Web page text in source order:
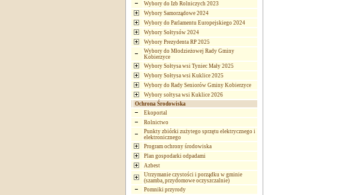
Wybory do Izb Rolniczych 2023
Wybory Samorządowe 2024
Wybory do Parlamentu Europejskiego 2024
Wybory Sołtysów 2024
Wybory Prezydenta RP 2025
Wybory do Młodzieżowej Rady Gminy
Kobierzyce
Wybory Sołtysa wsi Tyniec Mały 2025
Wybory Sołtysa wsi Kuklice 2025
Wybory do Rady Seniorów Gminy Kobierzyce
Wybory sołtysa wsi Kuklice 2026
Ochrona Środowiska
Ekoportal
Rolnictwo
Punkty zbiórki zużytego sprzętu elektrycznego i
elektronicznego
Program ochrony środowiska
Plan gospodarki odpadami
Azbest
Utrzymanie czystości i porządku w gminie
(szamba, przydomowe oczyszczalnie)
Pomniki przyrody